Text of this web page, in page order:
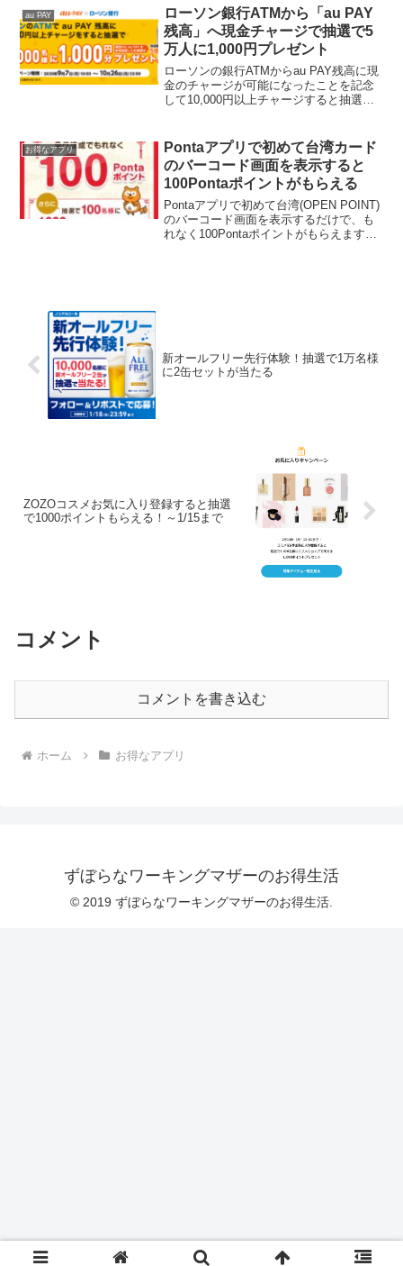
う1本もらえるサントリー生くじ付きを買
いましたが、ハズ...
au PAY
ローソン銀行ATMから「au PAY
残高」へ現金チャージで抽選で5
万人に1,000円プレゼント
ローソンの銀行ATMからau PAY残高に現
金のチャージが可能になったことを記念
して10,000円以上チャージすると抽選で
にau PAYを申込み、10,...
お得なアプリ
Pontaアプリで初めて台湾カード
のバーコード画面を表示すると
100Pontaポイントがもらえる
Pontaアプリで初めて台湾(OPEN POINT)
のバーコード画面を表示するだけで、も
れなく100Pontaポイントがもらえます。
新オールフリー先行体験！抽選で1万名様
に2缶セットが当たる
ZOZOコスメお気に入り登録すると抽選
で1000ポイントもらえる！～1/15まで
コメント
コメントを書き込む
ホーム お得なアプリ
ずぼらなワーキングマザーのお得生活
© 2019 ずぼらなワーキングマザーのお得生活.